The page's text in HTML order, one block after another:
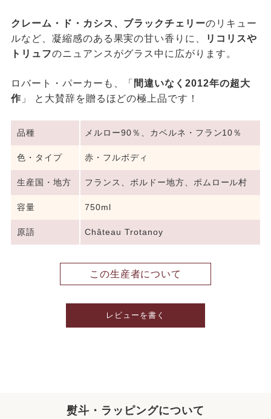
クレーム・ド・カシス、ブラックチェリーのリキュー
ルなど、凝縮感のある果実の甘い香りに、
リコリスや
トリュフのニュアンスがグラス中に広がります。
ロバート・パーカーも、「 間違いなく2012年の超大
作 」 と大賛辞を贈るほどの極上品です！
品種 メルロー90％、カベルネ・フラン10％
色・タイプ 赤・フルボディ
生産国・地方 フランス、ボルドー地方、ポムロール村
容量 750ml
原語 Château Trotanoy
この生産者について
レビューを書く
熨斗・ラッピングについて